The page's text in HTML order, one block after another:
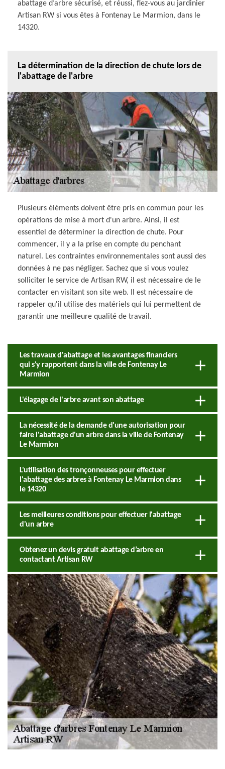
abattage d’arbre sécurisé, et réussi, fiez-vous au jardinier
Artisan RW si vous êtes à Fontenay Le Marmion, dans le
14320.
La détermination de la direction de chute lors de
l'abattage de l'arbre
Plusieurs éléments doivent être pris en commun pour les
opérations de mise à mort d'un arbre. Ainsi, il est
essentiel de déterminer la direction de chute. Pour
commencer, il y a la prise en compte du penchant
naturel. Les contraintes environnementales sont aussi des
données à ne pas négliger. Sachez que si vous voulez
solliciter le service de Artisan RW, il est nécessaire de le
contacter en visitant son site web. Il est nécessaire de
rappeler qu'il utilise des matériels qui lui permettent de
garantir une meilleure qualité de travail.
Les travaux d'abattage et les avantages financiers
qui s'y rapportent dans la ville de Fontenay Le
Marmion
L'élagage de l'arbre avant son abattage
La nécessité de la demande d'une autorisation pour
faire l'abattage d'un arbre dans la ville de Fontenay
Le Marmion
L'utilisation des tronçonneuses pour effectuer
l'abattage des arbres à Fontenay Le Marmion dans
le 14320
Les meilleures conditions pour effectuer l'abattage
d'un arbre
Obtenez un devis gratuit abattage d’arbre en
contactant Artisan RW